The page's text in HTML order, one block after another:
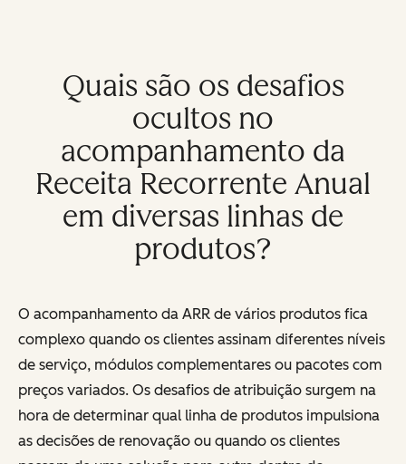
Quais são os desafios
ocultos no
acompanhamento da
Receita Recorrente Anual
em diversas linhas de
produtos?
O acompanhamento da ARR de vários produtos fica
complexo quando os clientes assinam diferentes níveis
de serviço, módulos complementares ou pacotes com
preços variados. Os desafios de atribuição surgem na
hora de determinar qual linha de produtos impulsiona
as decisões de renovação ou quando os clientes